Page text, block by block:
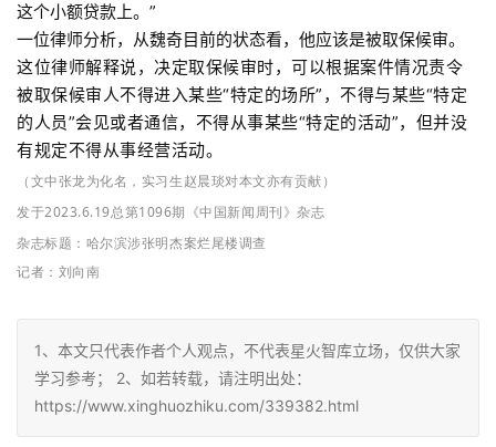
这个小额贷款上。”
一位律师分析，从魏奇目前的状态看，他应该是被取保候审。
这位律师解释说，决定取保候审时，可以根据案件情况责令
被取保候审人不得进入某些“特定的场所”，不得与某些“特定
的人员”会见或者通信，不得从事某些“特定的活动”，但并没
有规定不得从事经营活动。
（文中张龙为化名，实习生赵晨琰对本文亦有贡献）
发于2023.6.19总第1096期《中国新闻周刊》杂志
杂志标题： 哈尔滨涉张明杰案烂尾楼调查
记者： 刘向南
1、本文只代表作者个人观点，不代表星火智库立场，仅供大家
学习参考； 2、如若转载，请注明出处：
https://www.xinghuozhiku.com/339382.html